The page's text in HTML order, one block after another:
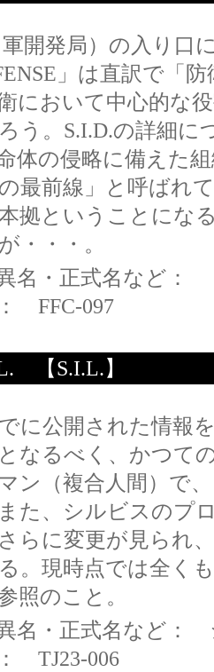
軍開発局）の入り口
」は直訳で「
において中心的な
う。S.I.D.の詳細
体の侵略に備えた
最前線」と呼ばれ
拠ということにな
・・・。
名・正式名など：
FFC-097
【S.I.L.】
に公開された情報
なるべく、かつて
ン（複合人間）で
た、シルビスのプ
らに変更が見られ
。現時点では全く
照のこと。
名・正式名など：
TJ23-006